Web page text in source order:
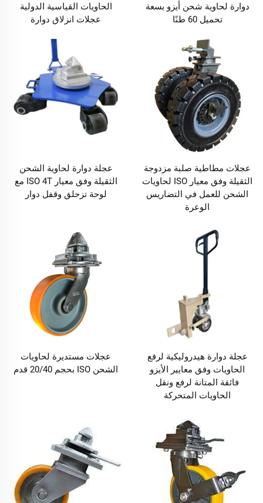
دوارة لحاوية شحن أيزو بسعة
تحميل 60 طنًا
الحاويات القياسية الدولية
عجلات انزلاق دوارة
عجلات مطاطية صلبة مزدوجة
الثقيلة وفق معيار ISO لحاويات
الشحن للعمل في التضاريس
الوعرة
عجلة دوارة لحاوية الشحن
الثقيلة وفق معيار ISO 4T مع
لوحة تزحلق وقفل دوار
عجلة دوارة هيدروليكية لرفع
الحاويات وفق معايير الأيزو
فائقة المتانة لرفع ونقل
الحاويات المتحركة
عجلات مستديرة لحاويات
الشحن ISO بحجم 20/40 قدم